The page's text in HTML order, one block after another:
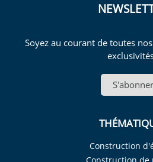
Soyez au courant de toutes
S'abonner
Construction